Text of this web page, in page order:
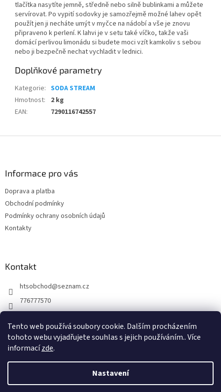
Tento web používá soubory cookie. Dalším procházením
tohoto webu vyjadřujete souhlas s jejich používáním.. Více
informacízde.
Nastavení
tlačítka nasytíte jemně, středně nebo silně bublinkami a můžete
servírovat. Po vypití sodovky je samozřejmě možné lahev opět
použít jen ji necháte umýt v myčce na nádobí a vše je znovu
připraveno k perlení. K lahvi je v setu také víčko, takže vaši
domácí perlivou limonádu si budete moci vzít kamkoliv s sebou
nebo ji bezpečně nechat vychladit v lednici.
Doplňkové parametry
Kategorie: SODA STREAM
Hmotnost:
2 kg
EAN: 7290116742557
Informace pro vás
Doprava a platba
Obchodní podmínky
Podmínky ochrany osobních údajů
Kontakty
Kontakt
htsobchod@seznam.cz
776777570
https://www.facebook.com/Elektro-Vr%C5%A1ovick%C3%A1-229
214624677338
Vytvořil Shoptet